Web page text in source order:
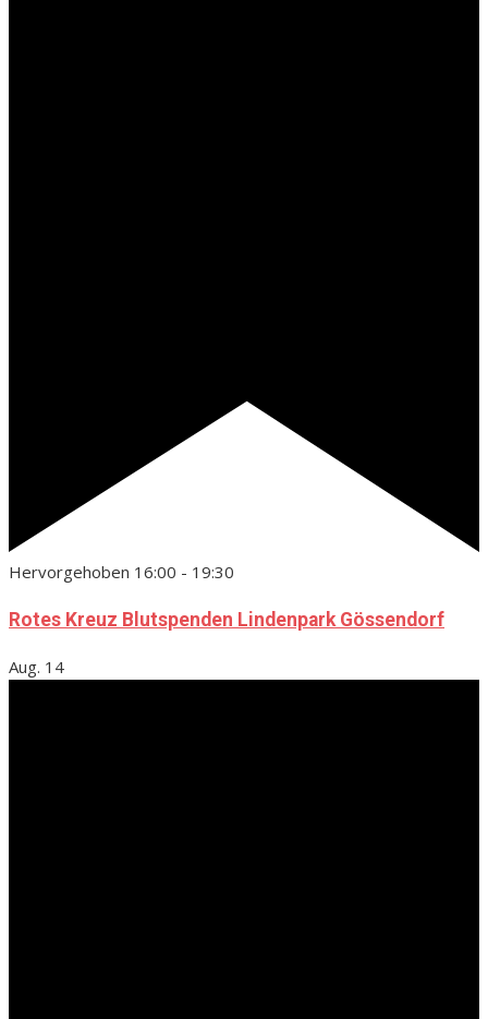
Hervorgehoben 16:00 - 19:30
Rotes Kreuz Blutspenden Lindenpark Gössendorf
Aug. 14